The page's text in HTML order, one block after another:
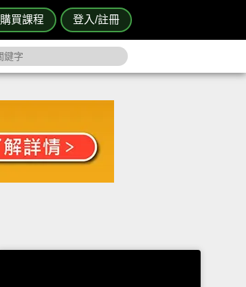
購買課程 登入/註冊